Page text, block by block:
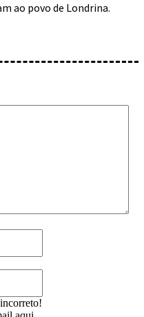
ao povo de Londrina.